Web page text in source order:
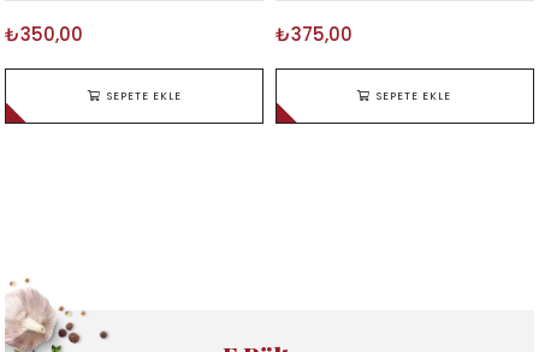
₺350,00
SEPETE EKLE
₺375,00
SEPETE EKLE